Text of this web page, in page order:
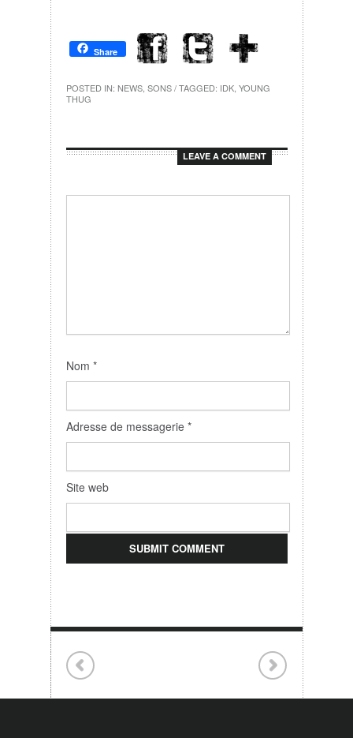
Share
POSTED IN: NEWS, SONS / TAGGED: IDK, YOUNG
THUG
LEAVE A COMMENT
Nom *
Adresse de messagerie *
Site web